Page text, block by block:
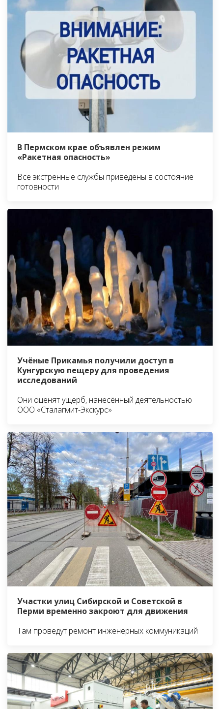
В Пермском крае объявлен режим
«Ракетная опасность»
Все экстренные службы приведены в состояние
готовности
Учёные Прикамья получили доступ в
Кунгурскую пещеру для проведения
исследований
Они оценят ущерб, нанесённый деятельностью
ООО «Сталагмит-Экскурс»
Участки улиц Сибирской и Советской в
Перми временно закроют для движения
Там проведут ремонт инженерных коммуникаций